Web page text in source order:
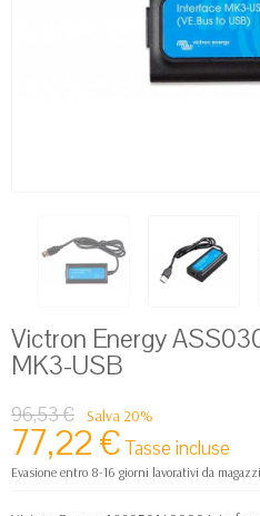
Victron Energy
MK3-USB
96,53 € Salva 20%
77,22 € Tasse incluse
Evasione entro 8-16 giorni lavorativi da